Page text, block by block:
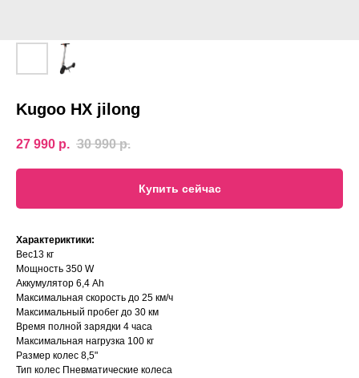
Kugoo HX jilong
27 990 р. 30 990 р.
Купить сейчас
Характериктики:
Вес13 кг
Мощность 350 W
Аккумулятор 6,4 Аh
Максимальная скорость до 25 км/ч
Максимальный пробег до 30 км
Время полной зарядки 4 часа
Максимальная нагрузка 100 кг
Размер колес 8,5"
Тип колес Пневматические колеса